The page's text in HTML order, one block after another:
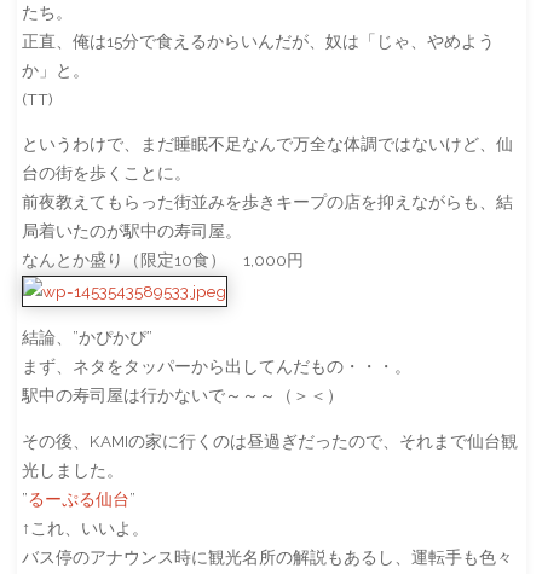
たち。
正直、俺は15分で食えるからいんだが、奴は「じゃ、やめよう
か」と。
(TT)
というわけで、まだ睡眠不足なんで万全な体調ではないけど、仙
台の街を歩くことに。
前夜教えてもらった街並みを歩きキープの店を抑えながらも、結
局着いたのが駅中の寿司屋。
なんとか盛り（限定10食） 1,000円
結論、”かぴかぴ”
まず、ネタをタッパーから出してんだもの・・・。
駅中の寿司屋は行かないで～～～（＞＜）
その後、KAMIの家に行くのは昼過ぎだったので、それまで仙台観
光しました。
”るーぷる仙台”
↑これ、いいよ。
バス停のアナウンス時に観光名所の解説もあるし、運転手も色々